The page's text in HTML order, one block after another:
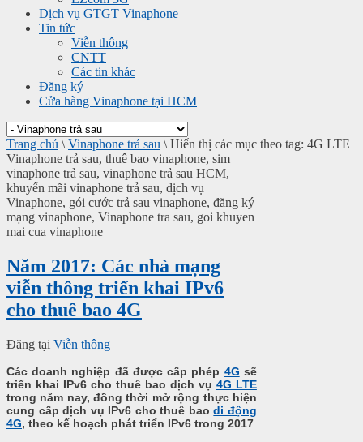
Dịch vụ GTGT Vinaphone
Tin tức
Viễn thông
CNTT
Các tin khác
Đăng ký
Cửa hàng Vinaphone tại HCM
Trang chủ \ Vinaphone trả sau \ Hiển thị các mục theo tag: 4G LTE
Vinaphone trả sau, thuê bao vinaphone, sim
vinaphone trả sau, vinaphone trả sau HCM,
khuyến mãi vinaphone trả sau, dịch vụ
Vinaphone, gói cước trả sau vinaphone, đăng ký
mạng vinaphone, Vinaphone tra sau, goi khuyen
mai cua vinaphone
Năm 2017: Các nhà mạng
viễn thông triển khai IPv6
cho thuê bao 4G
Đăng tại Viễn thông
Các doanh nghiệp đã được cấp phép 4G sẽ
triển khai IPv6 cho thuê bao dịch vụ 4G LTE
trong năm nay, đồng thời mở rộng thực hiện
cung cấp dịch vụ IPv6 cho thuê baodi động
4G, theo kế hoạch phát triển IPv6 trong 2017